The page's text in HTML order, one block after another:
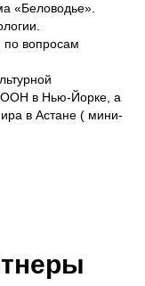
«Беловодье».
по вопросам
ООН в Нью-Йорке, а
в Астане ( мини-